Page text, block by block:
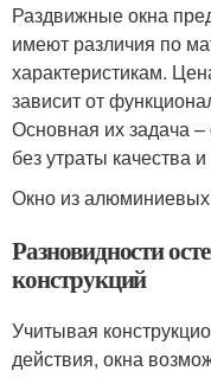
Раздвижные окна
имеют различия по
характеристикам.
зависит от
Основная их задача
без утраты качества
Окно из
Разновидности
конструкций
Учитывая
действия, окна